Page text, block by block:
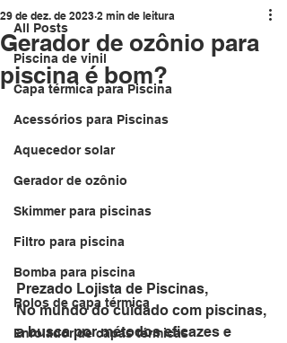
All Posts
Piscina de vinil
Capa térmica para Piscina
Acessórios para Piscinas
Aquecedor solar
Gerador de ozônio
Skimmer para piscinas
Filtro para piscina
Bomba para piscina
Rolos de capa térmica
Enrolador de capas térmicas
Gerador de ozônio para
piscina é bom?
29 de dez. de 2023 2 min de leitura
Prezado Lojista de Piscinas,
No mundo do cuidado com piscinas,
a busca por métodos eficazes e